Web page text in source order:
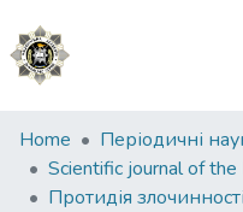
Communities
&
Collections
Home